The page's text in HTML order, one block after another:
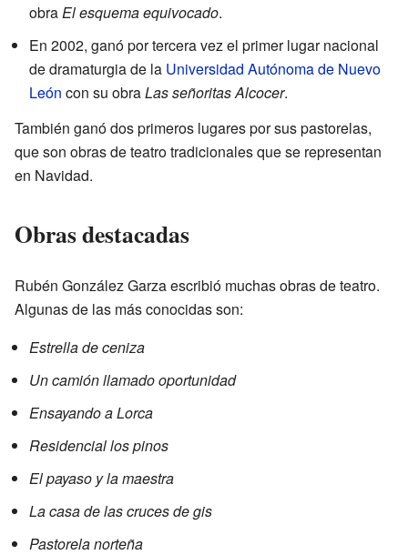
obra El esquema equivocado.
En 2002, ganó por tercera vez el primer lugar nacional
de dramaturgia de la Universidad Autónoma de Nuevo
León con su obraLas señoritas Alcocer.
También ganó dos primeros lugares por sus pastorelas,
que son obras de teatro tradicionales que se representan
en Navidad.
Obras destacadas
Rubén González Garza escribió muchas obras de teatro.
Algunas de las más conocidas son:
Estrella de ceniza
Un camión llamado oportunidad
Ensayando a Lorca
Residencial los pinos
El payaso y la maestra
La casa de las cruces de gis
Pastorela norteña